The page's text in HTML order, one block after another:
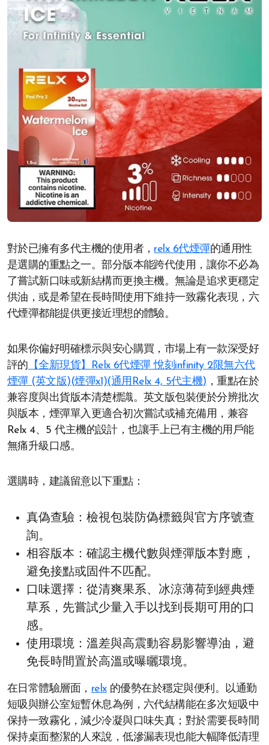
對於已擁有多代主機的使用者， relx 6代煙彈的通用性
是選購的重點之一。部分版本能跨代使用，讓你不必為
了嘗試新口味或新結構而更換主機。無論是追求更穩定
供油，或是希望在長時間使用下維持一致霧化表現，六
代煙彈都能提供更接近理想的體驗。
如果你偏好明確標示與安心購買，市場上有一款深受好
評的 【全新現貨】Relx 6代煙彈 悅刻infinity 2限無六代
煙彈 (英文版)(煙彈x1)(通用Relx 4, 5代主機) ，重點在於
兼容度與出貨版本清楚標識。英文版包裝便於分辨批次
與版本，煙彈單入更適合初次嘗試或補充備用，兼容
Relx 4、5 代主機的設計，也讓手上已有主機的用戶能
無痛升級口感。
選購時，建議留意以下重點：
真偽查驗：檢視包裝防偽標籤與官方序號查
詢。
相容版本：確認主機代數與煙彈版本對應，
避免接點或固件不匹配。
口味選擇：從清爽果系、冰涼薄荷到經典煙
草系，先嘗試少量入手以找到長期可用的口
感。
使用環境：溫差與高震動容易影響導油，避
免長時間置於高溫或曝曬環境。
在日常體驗層面， relx的優勢在於穩定與便利。以通勤
短吸與辦公室短暫休息為例，六代結構能在多次短吸中
保持一致霧化，減少冷凝與口味失真；對於需要長時間
保持桌面整潔的人來說，低滲漏表現也能大幅降低清理